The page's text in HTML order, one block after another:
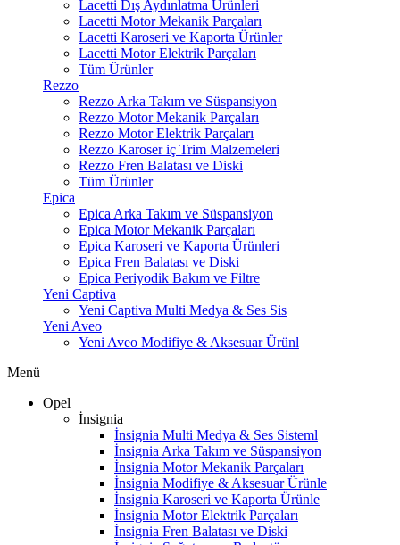
Lacetti Dış Aydınlatma Ürünleri
Lacetti Motor Mekanik Parçaları
Lacetti Karoseri ve Kaporta Ürünler
Lacetti Motor Elektrik Parçaları
Tüm Ürünler
Rezzo
Rezzo Arka Takım ve Süspansiyon
Rezzo Motor Mekanik Parçaları
Rezzo Motor Elektrik Parçaları
Rezzo Karoser iç Trim Malzemeleri
Rezzo Fren Balatası ve Diski
Tüm Ürünler
Epica
Epica Arka Takım ve Süspansiyon
Epica Motor Mekanik Parçaları
Epica Karoseri ve Kaporta Ürünleri
Epica Fren Balatası ve Diski
Epica Periyodik Bakım ve Filtre
Yeni Captiva
Yeni Captiva Multi Medya & Ses Sis
Yeni Aveo
Yeni Aveo Modifiye & Aksesuar Ürünl
Menü
Opel
İnsignia
İnsignia Multi Medya & Ses Sisteml
İnsignia Arka Takım ve Süspansiyon
İnsignia Motor Mekanik Parçaları
İnsignia Modifiye & Aksesuar Ürünle
İnsignia Karoseri ve Kaporta Ürünle
İnsignia Motor Elektrik Parçaları
İnsignia Fren Balatası ve Diski